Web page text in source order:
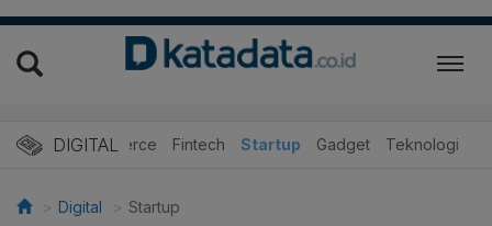
DIGITAL
E-Commerce Fintech Startup Gadget Teknologi
Digital Startup